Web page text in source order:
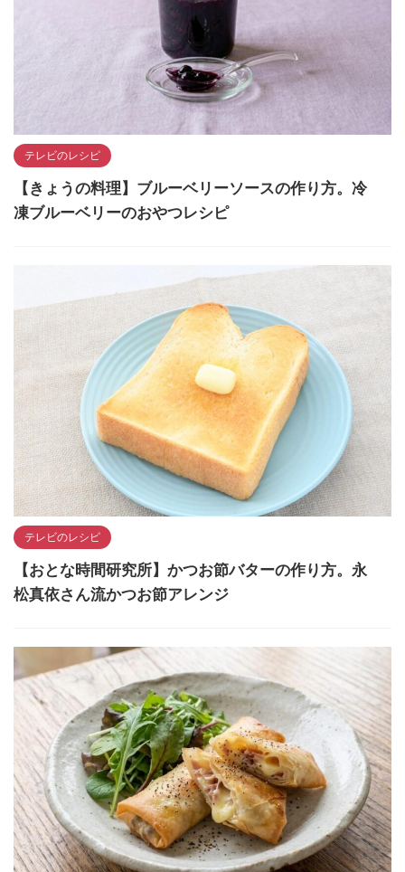
テレビのレシピ
【きょうの料理】ブルーベリーソースの作り方。冷
凍ブルーベリーのおやつレシピ
テレビのレシピ
【おとな時間研究所】かつお節バターの作り方。永
松真依さん流かつお節アレンジ